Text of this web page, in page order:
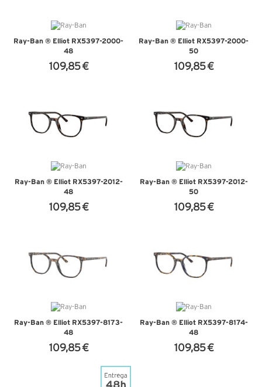
Ray-Ban ® Elliot RX5397-2000-
48
109,85 €
Ray-Ban ® Elliot RX5397-2000-
50
109,85 €
Ray-Ban ® Elliot RX5397-2012-
48
109,85 €
Ray-Ban ® Elliot RX5397-2012-
50
109,85 €
Ray-Ban ® Elliot RX5397-8173-
48
109,85 €
Ray-Ban ® Elliot RX5397-8174-
48
109,85 €